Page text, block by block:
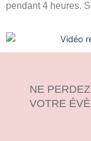
pendant 4 heures.
NE
VOTRE